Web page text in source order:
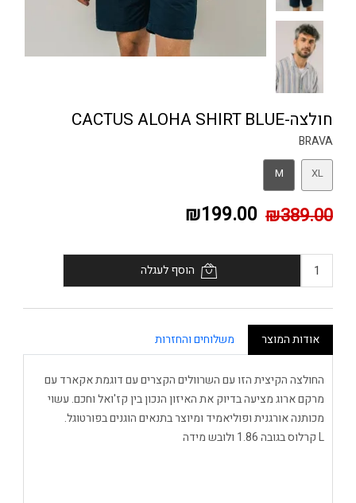
חולצה-CACTUS ALOHA SHIRT BLUE
BRAVA
M XL
₪389.00
₪199.00
הוסף לעגלה
אודות המוצר משלוחים והחזרות
החולצה הקיצית הזו עם השרוולים הקצרים עם דוגמת אקארד עם
מרקם ארוג מציעה בדיוק את האיזון הנכון בין קז'ואל וחכם. עשוי
מכותנה אורגנית ופוליאמיד ומיוצר בתנאים הוגנים בפורטוגל.
L קרלוס בגובה 1.86 ולובש מידה